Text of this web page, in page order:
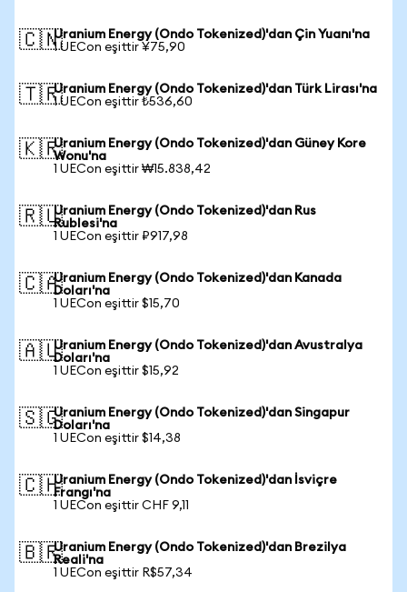
🇨🇳Uranium Energy (Ondo Tokenized)'dan Çin Yuanı'na
1 UECon eşittir ¥75,90
🇹🇷Uranium Energy (Ondo Tokenized)'dan Türk Lirası'na
1 UECon eşittir ₺536,60
🇰🇷Uranium Energy (Ondo Tokenized)'dan Güney Kore
Wonu'na
1 UECon eşittir ₩15.838,42
🇷🇺Uranium Energy (Ondo Tokenized)'dan Rus
Rublesi'na
1 UECon eşittir ₽917,98
🇨🇦Uranium Energy (Ondo Tokenized)'dan Kanada
Doları'na
1 UECon eşittir $15,70
🇦🇺Uranium Energy (Ondo Tokenized)'dan Avustralya
Doları'na
1 UECon eşittir $15,92
🇸🇬Uranium Energy (Ondo Tokenized)'dan Singapur
Doları'na
1 UECon eşittir $14,38
🇨🇭Uranium Energy (Ondo Tokenized)'dan İsviçre
Frangı'na
1 UECon eşittir CHF 9,11
🇧🇷Uranium Energy (Ondo Tokenized)'dan Brezilya
Reali'na
1 UECon eşittir R$57,34